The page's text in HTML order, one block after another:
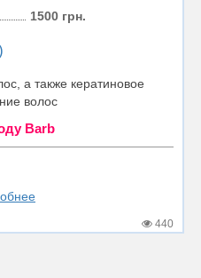
1500 грн.
а также кератиновое
волос
Barb
440